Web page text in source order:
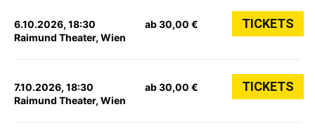
6.10.2026, 18:30
Raimund Theater, Wien
ab 30,00 € TICKETS
7.10.2026, 18:30
Raimund Theater, Wien
ab 30,00 € TICKETS